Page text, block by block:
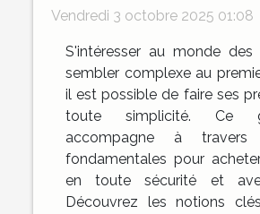
Vendredi 3 octobre 2025 01:08
S'intéresser au monde
sembler complexe au
il est possible de faire ses
toute simplicité. Ce
accompagne à
fondamentales pour
en toute sécurité et
Découvrez les notions